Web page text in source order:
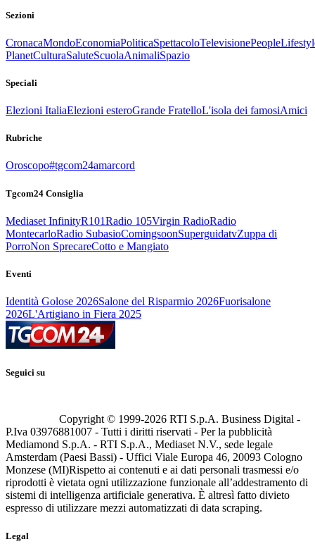
Sezioni
CronacaMondoEconomiaPoliticaSpettacoloTelevisionePeople
PlanetCulturaSaluteScuolaAnimaliSpazio
Speciali
Elezioni ItaliaElezioni esteroGrande FratelloL'isola dei famosiAmici
Rubriche
Oroscopo#tgcom24amarcord
Tgcom24 Consiglia
Mediaset InfinityR101Radio 105Virgin RadioRadio
MontecarloRadio SubasioComingsoonSuperguidatvZuppa di
PorroNon SprecareCotto e Mangiato
Eventi
Identità Golose 2026Salone del Risparmio 2026Fuorisalone
2026L'Artigiano in Fiera 2025
Seguici su
Copyright © 1999-2026 RTI S.p.A. Business Digital -
P.Iva 03976881007 - Tutti i diritti riservati - Per la pubblicità
Mediamond S.p.A. - RTI S.p.A., Mediaset N.V., sede legale
Amsterdam (Paesi Bassi) - Uffici Viale Europa 46, 20093 Cologno
Monzese (MI)Rispetto ai contenuti e ai dati personali trasmessi e/o
riprodotti è vietata ogni utilizzazione funzionale all’addestramento di
sistemi di intelligenza artificiale generativa. È altresì fatto divieto
espresso di utilizzare mezzi automatizzati di data scraping.
Legal